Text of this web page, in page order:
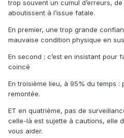
trop souvent un cumul d’erreurs,
aboutissent à l’issue fatale.
En premier, une trop grande
mauvaise condition physique en sus
En second ; c’est en insistant pour
coincé
En troisième lieu, à 95% du temps
remontée.
ET en quatrième, pas de
celle-là est sujette à cautions, elle
vous aider.